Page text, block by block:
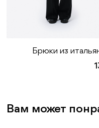
Брюки из
Вам может